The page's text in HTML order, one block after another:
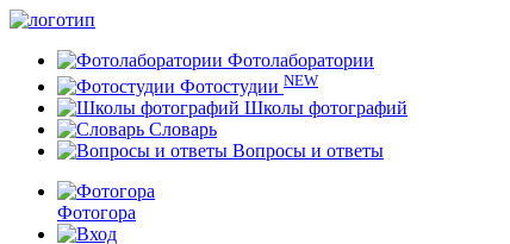
Фотолаборатории
Фотостудии NEW
Школы фотографий
Словарь
Вопросы и ответы
Фотогора